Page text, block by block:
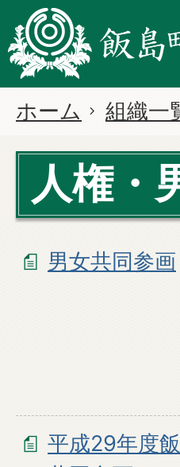
ホーム 組織一
人権・
男女共同参画
平成29年度